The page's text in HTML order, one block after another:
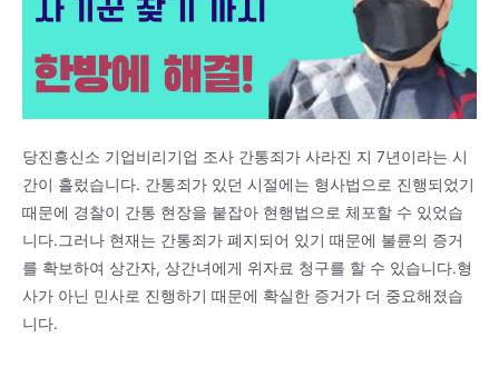
당진흥신소 기업비리기업 조사 간통죄가 사라진 지 7년이라는 시
간이 흘렀습니다. 간통죄가 있던 시절에는 형사법으로 진행되었기
때문에 경찰이 간통 현장을 붙잡아 현행법으로 체포할 수 있었습
니다.그러나 현재는 간통죄가 폐지되어 있기 때문에 불륜의 증거
를 확보하여 상간자, 상간녀에게 위자료 청구를 할 수 있습니다.형
사가 아닌 민사로 진행하기 때문에 확실한 증거가 더 중요해졌습
니다.